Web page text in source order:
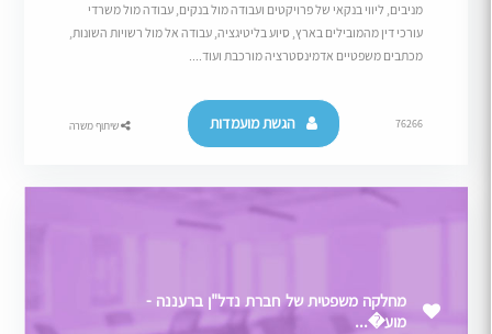
מניבים, ליווי בנקאי של פרויקטים ועבודה מול בנקים, עבודה מול משרדי
עורכי דין מהמובילים בארץ, סיוע בליטיגציה, עבודה אל מול רשויות השונות,
מכתבים משפטיים אדמינסטרציה מורכבת ועוד....
76266 הגשת מועמדות שיתוף משרה
מחלקה משפטית של חברת נדל"ן ברעננה -
מוע�...